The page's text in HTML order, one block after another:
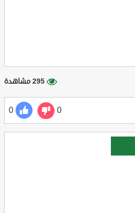
295 مشاهدة
0
0